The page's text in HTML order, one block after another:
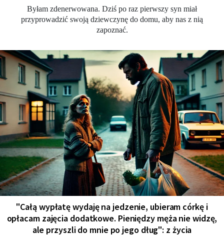
Byłam zdenerwowana. Dziś po raz pierwszy syn miał
przyprowadzić swoją dziewczynę do domu, aby nas z nią
zapoznać.
"Całą wypłatę wydaję na jedzenie, ubieram córkę i
opłacam zajęcia dodatkowe. Pieniędzy męża nie widzę,
ale przyszli do mnie po jego dług": z życia